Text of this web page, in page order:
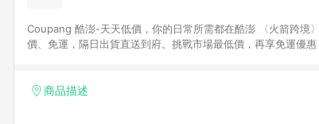
Coupang 酷澎-天天低價，你的日常所需都在酷澎 〈火箭跨境
價、免運，隔日出貨直送到府。挑戰市場最低價，再享免運優
商品描述